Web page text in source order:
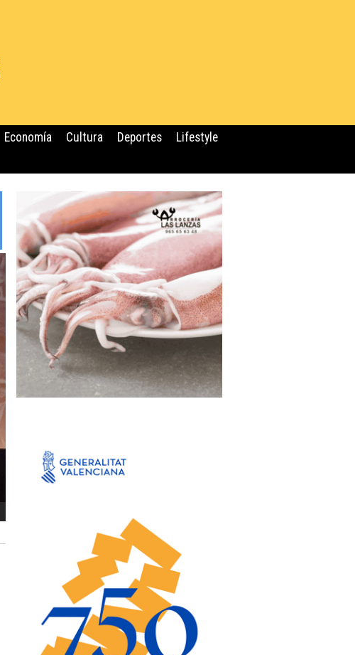
Economía Cultura Deportes
Lifestyle